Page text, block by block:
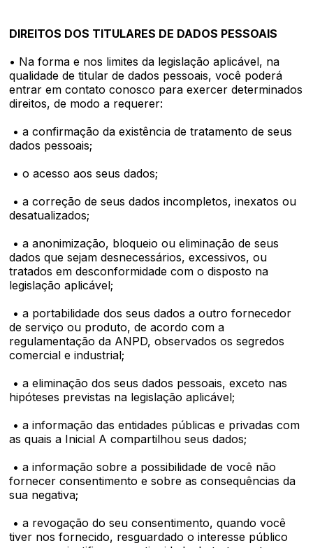
DIREITOS DOS TITULARES DE DADOS PESSOAIS
• Na forma e nos limites da legislação aplicável, na
qualidade de titular de dados pessoais, você poderá
entrar em contato conosco para exercer determinados
direitos, de modo a requerer:
• a confirmação da existência de tratamento de seus
dados pessoais;
• o acesso aos seus dados;
• a correção de seus dados incompletos, inexatos ou
desatualizados;
• a anonimização, bloqueio ou eliminação de seus
dados que sejam desnecessários, excessivos, ou
tratados em desconformidade com o disposto na
legislação aplicável;
• a portabilidade dos seus dados a outro fornecedor
de serviço ou produto, de acordo com a
regulamentação da ANPD, observados os segredos
comercial e industrial;
• a eliminação dos seus dados pessoais, exceto nas
hipóteses previstas na legislação aplicável;
• a informação das entidades públicas e privadas com
as quais a Inicial A compartilhou seus dados;
• a informação sobre a possibilidade de você não
fornecer consentimento e sobre as consequências da
sua negativa;
• a revogação do seu consentimento, quando você
tiver nos fornecido, resguardado o interesse público